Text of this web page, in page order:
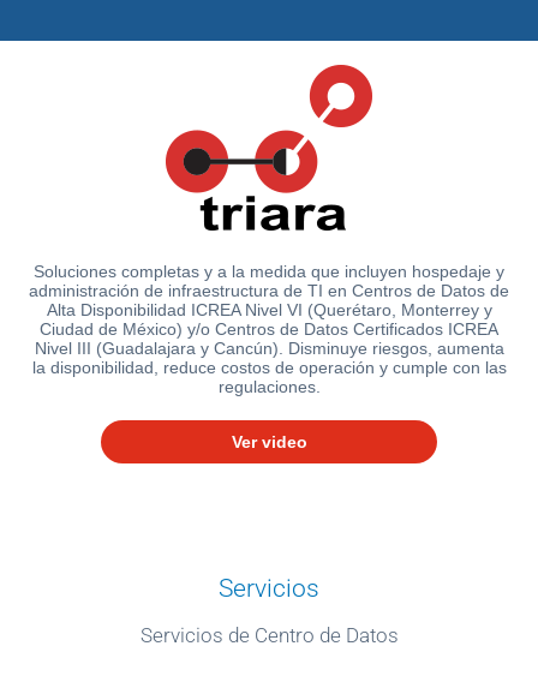
Soluciones completas y a la medida que incluyen hospedaje y
administración de infraestructura de TI en Centros de Datos de
Alta Disponibilidad ICREA Nivel VI (Querétaro, Monterrey y
Ciudad de México) y/o Centros de Datos Certificados ICREA
Nivel III (Guadalajara y Cancún). Disminuye riesgos, aumenta
la disponibilidad, reduce costos de operación y cumple con las
regulaciones.
Ver video
Servicios
Servicios de Centro de Datos